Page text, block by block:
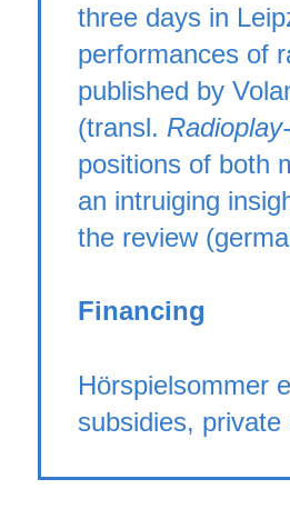
three days in
performances of
published by
(transl.
positions of both
an intruiging
the review
Financing
Hörspielsommer
subsidies,